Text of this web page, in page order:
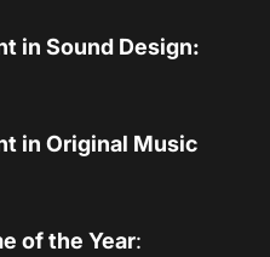
in Sound Design:
in Original Music
of the Year: